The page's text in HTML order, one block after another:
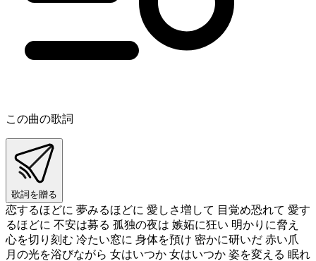
この曲の歌詞
歌詞を贈る
恋するほどに 夢みるほどに 愛しさ増して 目覚め恐れて 愛す
るほどに 不安は募る 孤独の夜は 嫉妬に狂い 明かりに脅え
心を切り刻む 冷たい窓に 身体を預け 密かに研いだ 赤い爪
月の光を浴びながら 女はいつか 女はいつか 姿を変える 眠れ